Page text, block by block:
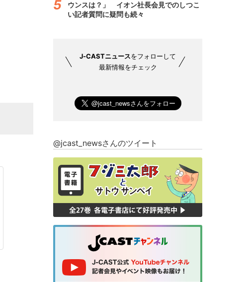
ウンスは？」 イオン社長会見でのしつこ
い記者質問に疑問も続々
J-CASTニュースをフォローして
最新情報をチェック
@jcast_newsさんのツイート